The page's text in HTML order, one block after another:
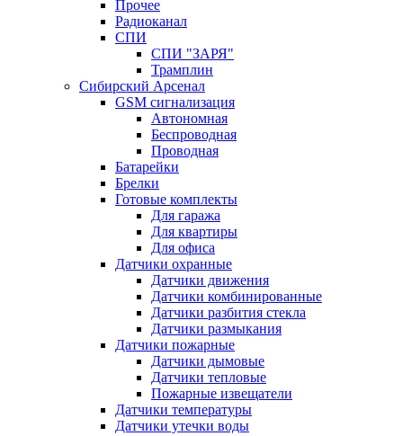
Прочее
Радиоканал
СПИ
СПИ "ЗАРЯ"
Трамплин
Сибирский Арсенал
GSM сигнализация
Автономная
Беспроводная
Проводная
Батарейки
Брелки
Готовые комплекты
Для гаража
Для квартиры
Для офиса
Датчики охранные
Датчики движения
Датчики комбинированные
Датчики разбития стекла
Датчики размыкания
Датчики пожарные
Датчики дымовые
Датчики тепловые
Пожарные извещатели
Датчики температуры
Датчики утечки воды